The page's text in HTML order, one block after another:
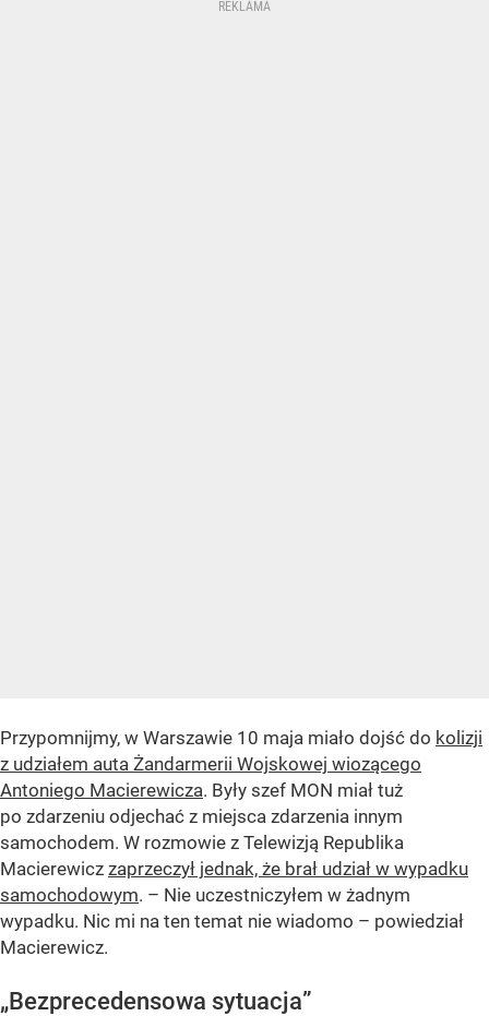
Przypomnijmy, w Warszawie 10 maja miało dojść do kolizji
z udziałem auta Żandarmerii Wojskowej wiozącego
Antoniego Macierewicza. Były szef MON miał tuż
po zdarzeniu odjechać z miejsca zdarzenia innym
samochodem. W rozmowie z Telewizją Republika
Macierewicz zaprzeczył jednak, że brał udział w wypadku
samochodowym. – Nie uczestniczyłem w żadnym
wypadku. Nic mi na ten temat nie wiadomo – powiedział
Macierewicz.
„Bezprecedensowa sytuacja”